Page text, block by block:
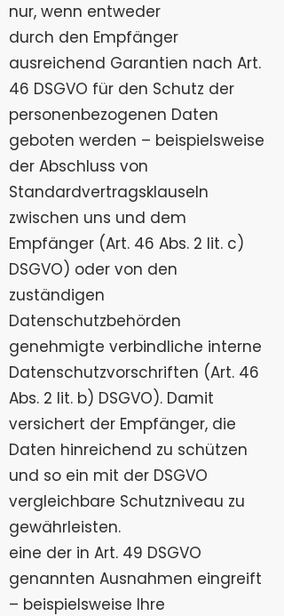
nur, wenn entweder
durch den Empfänger
ausreichend Garantien nach Art.
46 DSGVO für den Schutz der
personenbezogenen Daten
geboten werden – beispielsweise
der Abschluss von
Standardvertragsklauseln
zwischen uns und dem
Empfänger (Art. 46 Abs. 2 lit. c)
DSGVO) oder von den
zuständigen
Datenschutzbehörden
genehmigte verbindliche interne
Datenschutzvorschriften (Art. 46
Abs. 2 lit. b) DSGVO). Damit
versichert der Empfänger, die
Daten hinreichend zu schützen
und so ein mit der DSGVO
vergleichbare Schutzniveau zu
gewährleisten.
eine der in Art. 49 DSGVO
genannten Ausnahmen eingreift
– beispielsweise Ihre